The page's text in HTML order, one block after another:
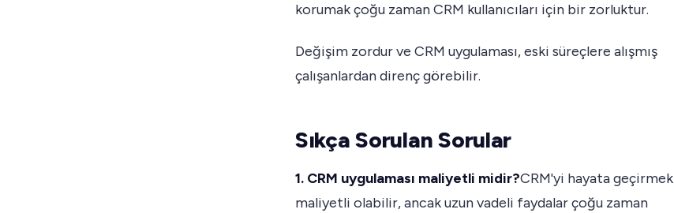
korumak çoğu zaman CRM kullanıcıları için bir zorluktur.
Değişim zordur ve CRM uygulaması, eski süreçlere alışmış
çalışanlardan direnç görebilir.
Sıkça Sorulan Sorular
1. CRM uygulaması maliyetli midir?CRM'yi hayata geçirmek
maliyetli olabilir, ancak uzun vadeli faydalar çoğu zaman